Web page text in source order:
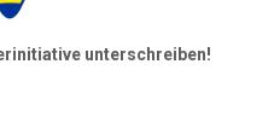
unterschreiben!